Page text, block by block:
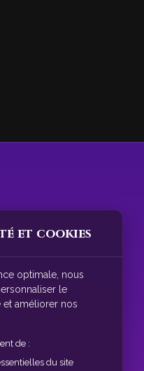
et cookies
optimale, nous
le
et améliorer nos
de :
du site